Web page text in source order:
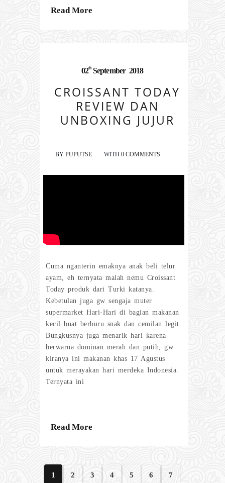
Read More
02th September 2018
CROISSANT TODAY
REVIEW DAN
UNBOXING JUJUR
BY PUPUTSE WITH 0 COMMENTS
Cuma nganterin emaknya anak beli telur
ayam, eh ternyata malah nemu Croissant
Today produk dari Turki katanya.
Kebetulan juga gw sengaja muter
supermarket Hari-Hari di bagian makanan
kecil buat berburu snak dan cemilan legit.
Bungkusnya juga menarik hari karena
berwarna dominan merah dan putih, gw
kiranya ini makanan khas 17 Agustus
untuk merayakan hari merdeka Indonesia.
Ternyata ini
Read More
1 2 3 4 5 6 7